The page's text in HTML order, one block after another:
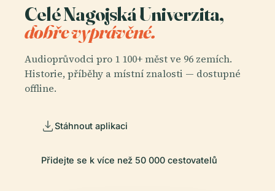
Celé Nagojská Univerzita,
dobře vyprávěné.
Audioprůvodci pro 1 100+ měst ve 96 zemích.
Historie, příběhy a místní znalosti — dostupné
offline.
Stáhnout aplikaci
Přidejte se k více než 50 000 cestovatelů